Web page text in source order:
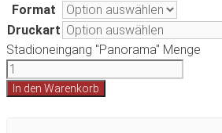
Format
Druckart
Stadioneingang "Panorama" Menge
In den Warenkorb